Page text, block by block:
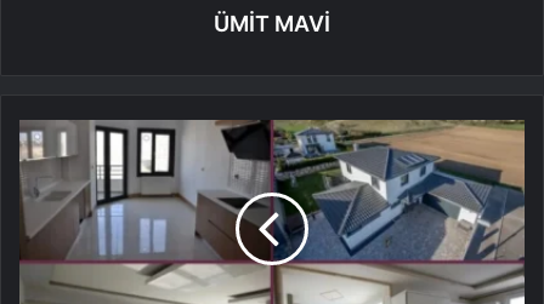
ÜMİT MAVİ